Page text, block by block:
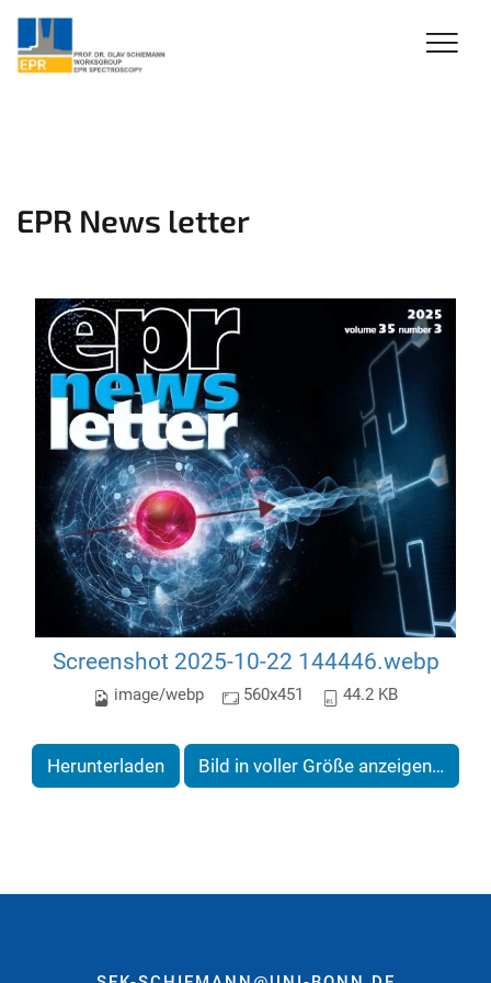
EPR News letter
Screenshot 2025-10-22 144446.webp
image/webp 560x451 44.2 KB
Herunterladen Bild in voller Größe anzeigen…